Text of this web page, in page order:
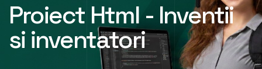
Proiect Html - Inventii
si inventatori